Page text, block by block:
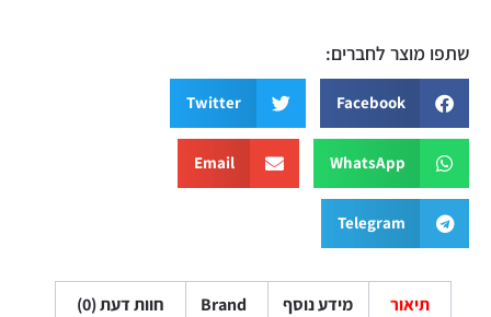
מוצר לחברים:
Facebook
Twitter
WhatsApp
Email
Telegram
מידע נוסף Brand חוות דעת (0)